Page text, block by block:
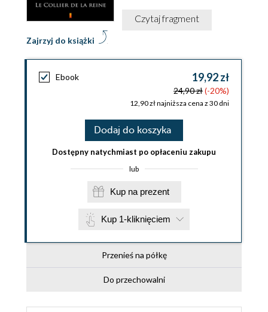
Zajrzyj do książki
Czytaj fragment
Ebook 19,92 zł
24,90 zł(-20%)
12,90 zł najniższa cena z 30 dni
Dodaj do koszyka
Dostępny natychmiast po opłaceniu zakupu
lub
Kup na prezent
Kup 1-kliknięciem
Przenieś na półkę
Do przechowalni